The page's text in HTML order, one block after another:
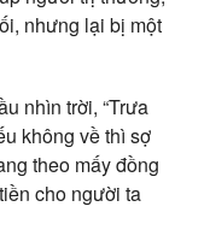
nhưng lại bị một
nhìn trời, “Trưa
không về thì sợ
theo mấy đồng
cho người ta